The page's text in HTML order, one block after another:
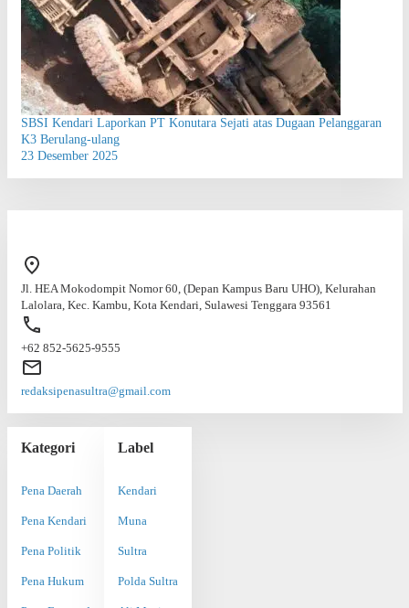
SBSI Kendari Laporkan PT Konutara Sejati atas Dugaan Pelanggaran
K3 Berulang-ulang
23 Desember 2025
Jl. HEA Mokodompit Nomor 60, (Depan Kampus Baru UHO), Kelurahan
Lalolara, Kec. Kambu, Kota Kendari, Sulawesi Tenggara 93561
+62 852-5625-9555
redaksipenasultra@gmail.com
Kategori
Pena Daerah
Pena Kendari
Pena Politik
Pena Hukum
Label
Kendari
Muna
Sultra
Polda Sultra